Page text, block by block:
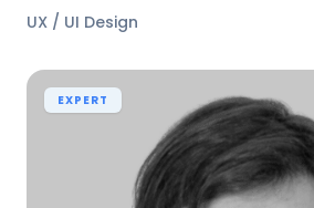
UX / UI Design
EXPERT